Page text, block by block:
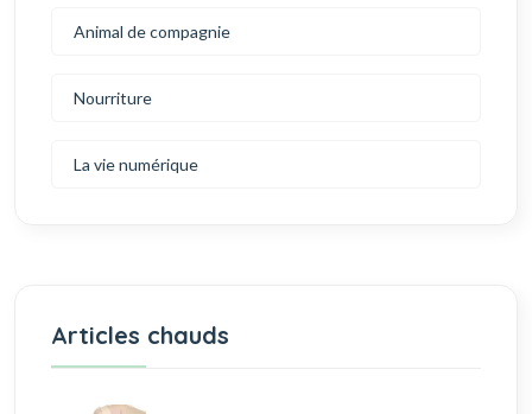
Animal de compagnie
Nourriture
La vie numérique
Articles chauds